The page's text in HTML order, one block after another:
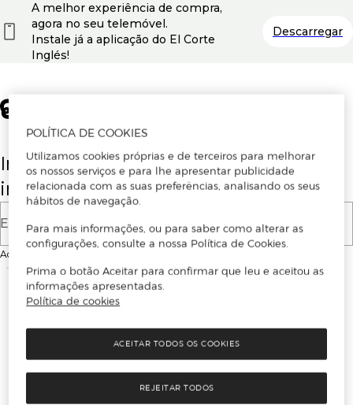
Insira o seu email para se registar ou
iniciar sessão.
E-mail
Ao continuar, aceitas as
A melhor experiência de compra,
agora no seu telemóvel.
Instale já a aplicação do El Corte
Inglés!
Descarregar
POLÍTICA DE COOKIES
Utilizamos cookies próprias e de terceiros para melhorar
os nossos serviços e para lhe apresentar publicidade
relacionada com as suas preferências, analisando os seus
hábitos de navegação.
Para mais informações, ou para saber como alterar as
configurações, consulte a nossa Política de Cookies.
Prima o botão Aceitar para confirmar que leu e aceitou as
informações apresentadas.
Política de cookies
REJEITAR TODOS
ACEITAR TODOS OS COOKIES